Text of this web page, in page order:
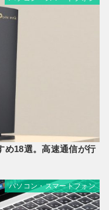
め18選。高速通信が行
パソコン・スマートフォン